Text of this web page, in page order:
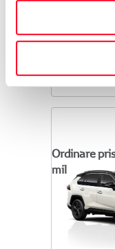
Mer
Ordinare
mil